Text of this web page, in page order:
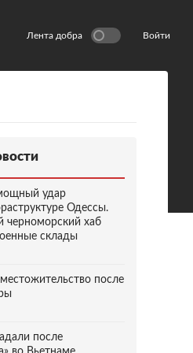
Лента добра Войти
удар
Одессы.
черноморский хаб
склады
после
после